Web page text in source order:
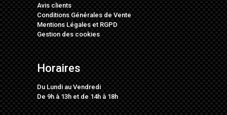
Avis clients
Conditions Générales de Vente
Mentions LégalesetRGPD
Gestion des cookies
Horaires
Du Lundi au Vendredi
De 9h à 13h et de 14h à 18h